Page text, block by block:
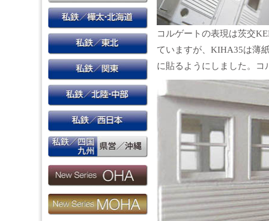
コルゲートの表現は茨交
ていますが、KIHA35は薄
に貼るようにしました。